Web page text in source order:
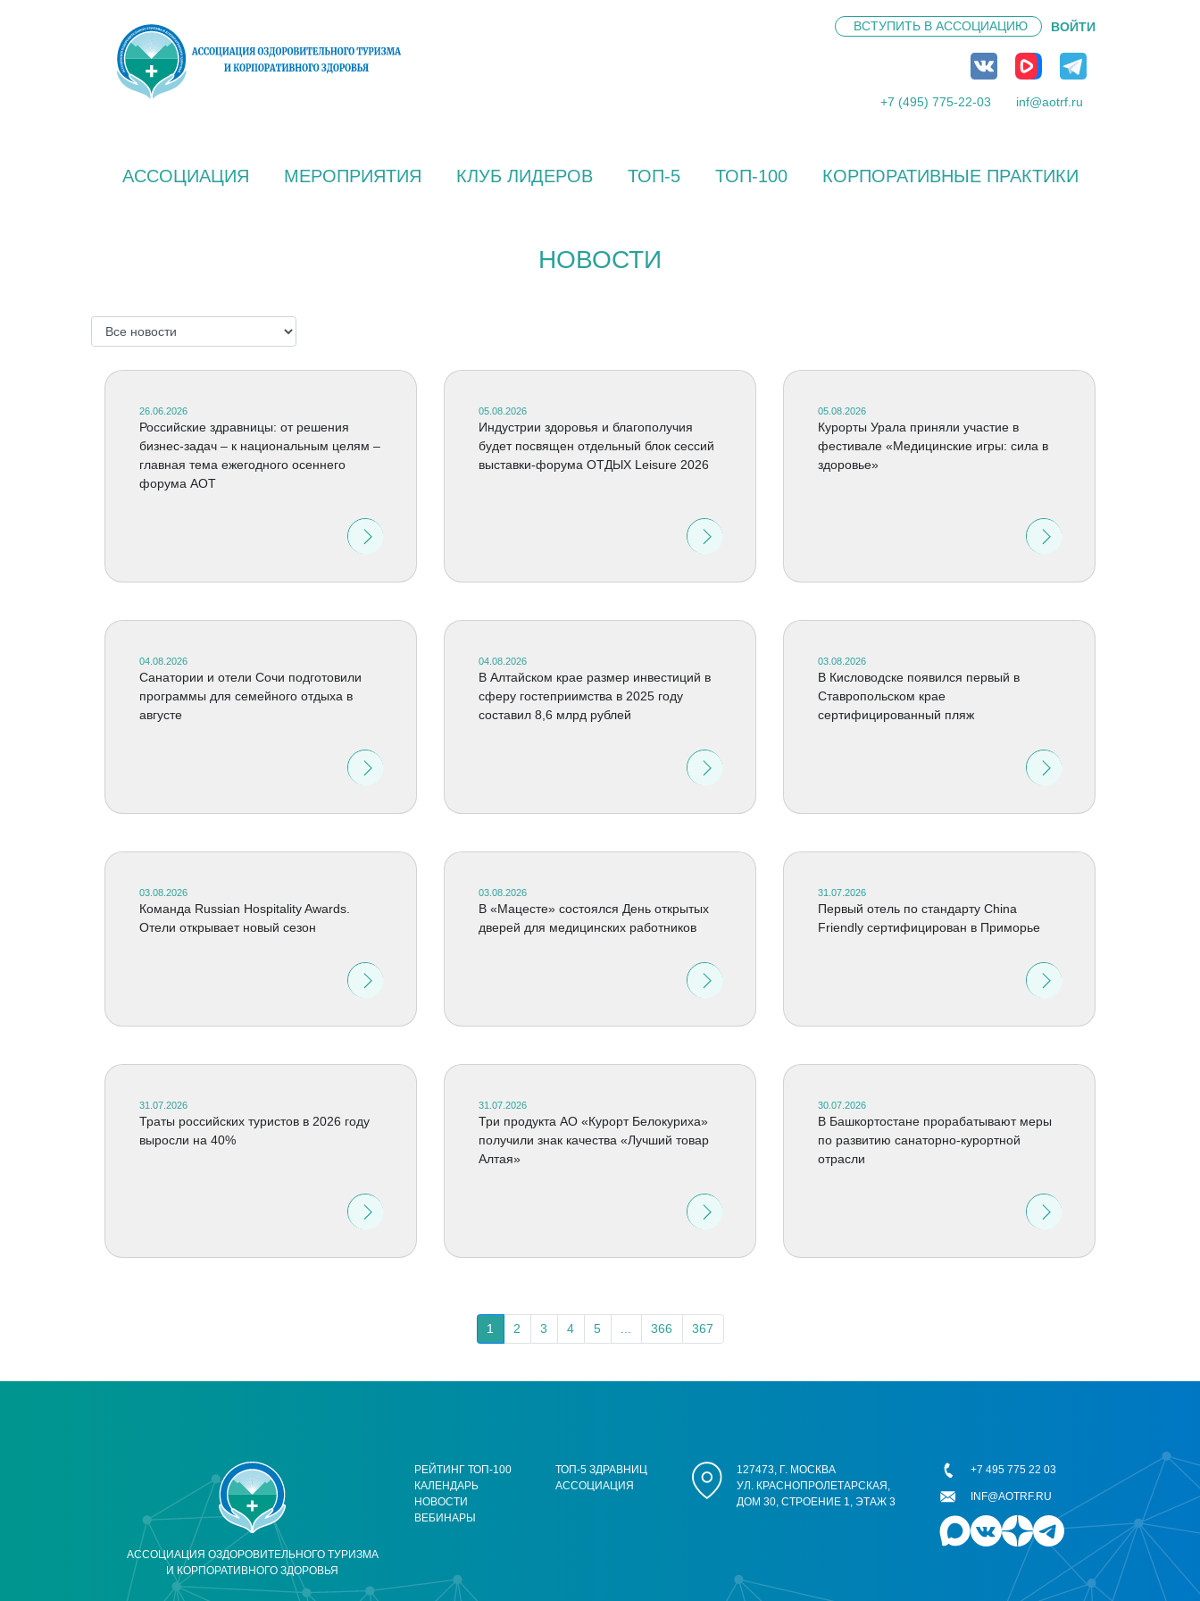
ВСТУПИТЬ В АССОЦИАЦИЮ ВОЙТИ
+7 (495) 775-22-03 inf@aotrf.ru
АССОЦИАЦИЯ МЕРОПРИЯТИЯ КЛУБ ЛИДЕРОВ ТОП-5 ТОП-100 КОРПОРАТИВНЫЕ ПРАКТИКИ
НОВОСТИ
26.06.2026
Российские здравницы: от решения
бизнес-задач – к национальным целям –
главная тема ежегодного осеннего
форума АОТ
05.08.2026
Индустрии здоровья и благополучия
будет посвящен отдельный блок сессий
выставки-форума ОТДЫХ Leisure 2026
05.08.2026
Курорты Урала приняли участие в
фестивале «Медицинские игры: сила в
здоровье»
04.08.2026
Санатории и отели Сочи подготовили
программы для семейного отдыха в
августе
04.08.2026
В Алтайском крае размер инвестиций в
сферу гостеприимства в 2025 году
составил 8,6 млрд рублей
03.08.2026
В Кисловодске появился первый в
Ставропольском крае
сертифицированный пляж
03.08.2026
Команда Russian Hospitality Awards.
Отели открывает новый сезон
03.08.2026
В «Мацесте» состоялся День открытых
дверей для медицинских работников
31.07.2026
Первый отель по стандарту China
Friendly сертифицирован в Приморье
31.07.2026
Траты российских туристов в 2026 году
выросли на 40%
31.07.2026
Три продукта АО «Курорт Белокуриха»
получили знак качества «Лучший товар
Алтая»
30.07.2026
В Башкортостане прорабатывают меры
по развитию санаторно-курортной
отрасли
1 2 3 4 5 366 367
АССОЦИАЦИЯ ОЗДОРОВИТЕЛЬНОГО ТУРИЗМА
И КОРПОРАТИВНОГО ЗДОРОВЬЯ
РЕЙТИНГ ТОП-100
КАЛЕНДАРЬ
НОВОСТИ
ВЕБИНАРЫ
ТОП-5 ЗДРАВНИЦ
АССОЦИАЦИЯ
127473, Г. МОСКВА
УЛ. КРАСНОПРОЛЕТАРСКАЯ,
ДОМ 30, СТРОЕНИЕ 1, ЭТАЖ 3
+7 495 775 22 03
INF@AOTRF.RU